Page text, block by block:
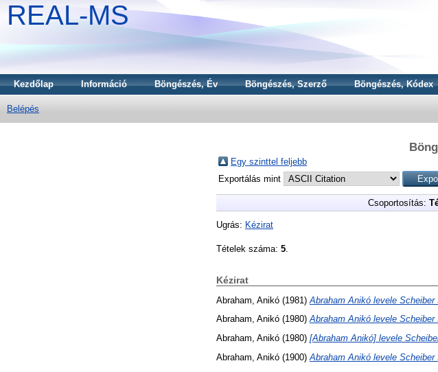
REAL-MS
Kezdőlap Információ Böngészés, Év Böngészés, Szerző Böngészés, Kódex
Belépés
Egy szinttel feljebb
Exportálás mint
Csoportosítás:
Ugrás: Kézirat
Tételek száma: 5
Kézirat
Abraham, Anikó (1981) Abraham Anikó levele Scheiber
Abraham, Anikó (1980)Abraham Anikó levele Scheiber
Abraham, Anikó (1980) [Abraham Anikó] levele
Abraham, Anikó (1900) Abraham Anikó levele Scheiber